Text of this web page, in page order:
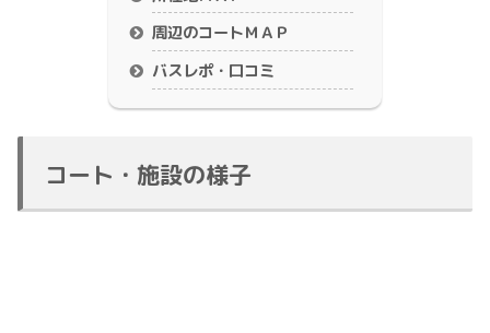
周辺のコートＭＡＰ
バスレポ・口コミ
コート・施設の様子